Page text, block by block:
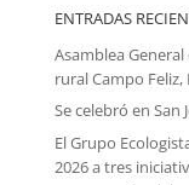
ENTRADAS
Asamblea
rural Campo Feliz,
Se celebró en San
El Grupo
2026 a tres